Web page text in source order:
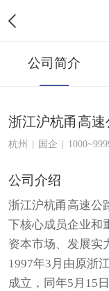
公司简介
浙江沪杭甬高速
杭州 | 国企 |
公司介绍
浙江沪杭甬高速公
下核心成员企业
资本市场、发展实
1997年3月由原浙
成立，同年5月15